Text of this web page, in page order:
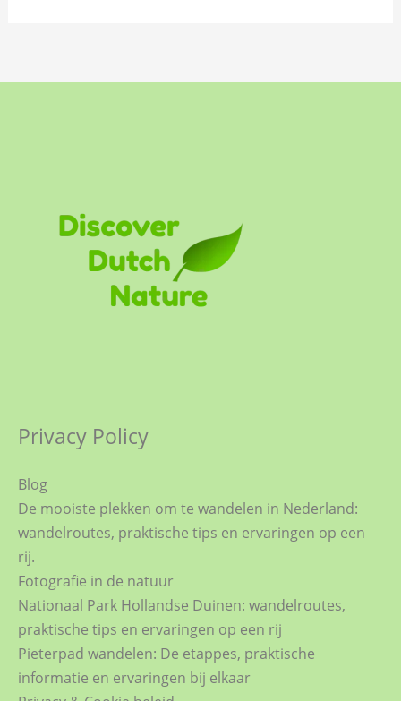
Privacy Policy
Blog
De mooiste plekken om te wandelen in Nederland:
wandelroutes, praktische tips en ervaringen op een
rij.
Fotografie in de natuur
Nationaal Park Hollandse Duinen: wandelroutes,
praktische tips en ervaringen op een rij
Pieterpad wandelen: De etappes, praktische
informatie en ervaringen bij elkaar